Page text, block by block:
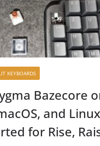
KEYBOARDS
Bazecore
and
for Rise,